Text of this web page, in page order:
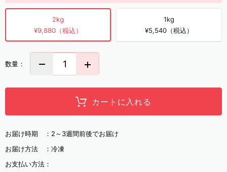
2kg
¥9,880（税込）
1kg
¥5,540（税込）
数量：
カートに入れる
お届け時期 ： 2～3週間前後でお届け
お届け方法 ： 冷凍
お支払い方法：